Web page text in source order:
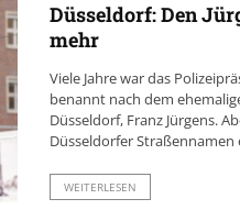
Düsseldorf: Den
mehr
Viele Jahre war das
benannt nach dem
Düsseldorf, Franz Jürgens.
Düsseldorfer Straßennamen
WEITERLESEN